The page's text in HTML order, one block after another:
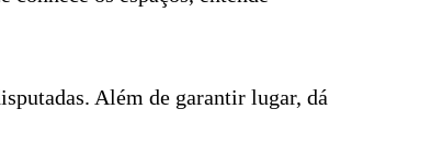
Além de garantir lugar, dá